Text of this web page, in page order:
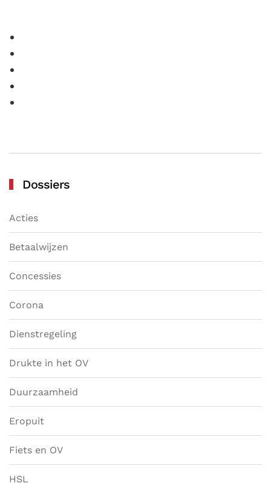
Dossiers
Acties
Betaalwijzen
Concessies
Corona
Dienstregeling
Drukte in het OV
Duurzaamheid
Eropuit
Fiets en OV
HSL